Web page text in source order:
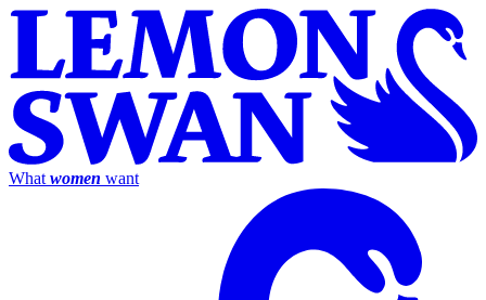
What women want